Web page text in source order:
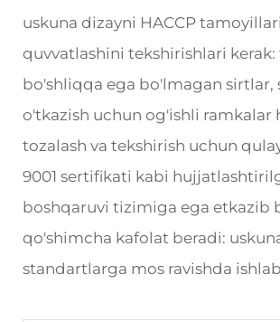
uskuna dizayni HACCP
quvvatlashini tekshirishlari kerak:
bo'shliqqa ega bo'lmagan sirtlar,
o'tkazish uchun og'ishli ramkalar
tozalash va tekshirish uchun
9001 sertifikati kabi
boshqaruvi tizimiga ega etkazib
qo'shimcha kafolat beradi:
standartlarga mos ravishda